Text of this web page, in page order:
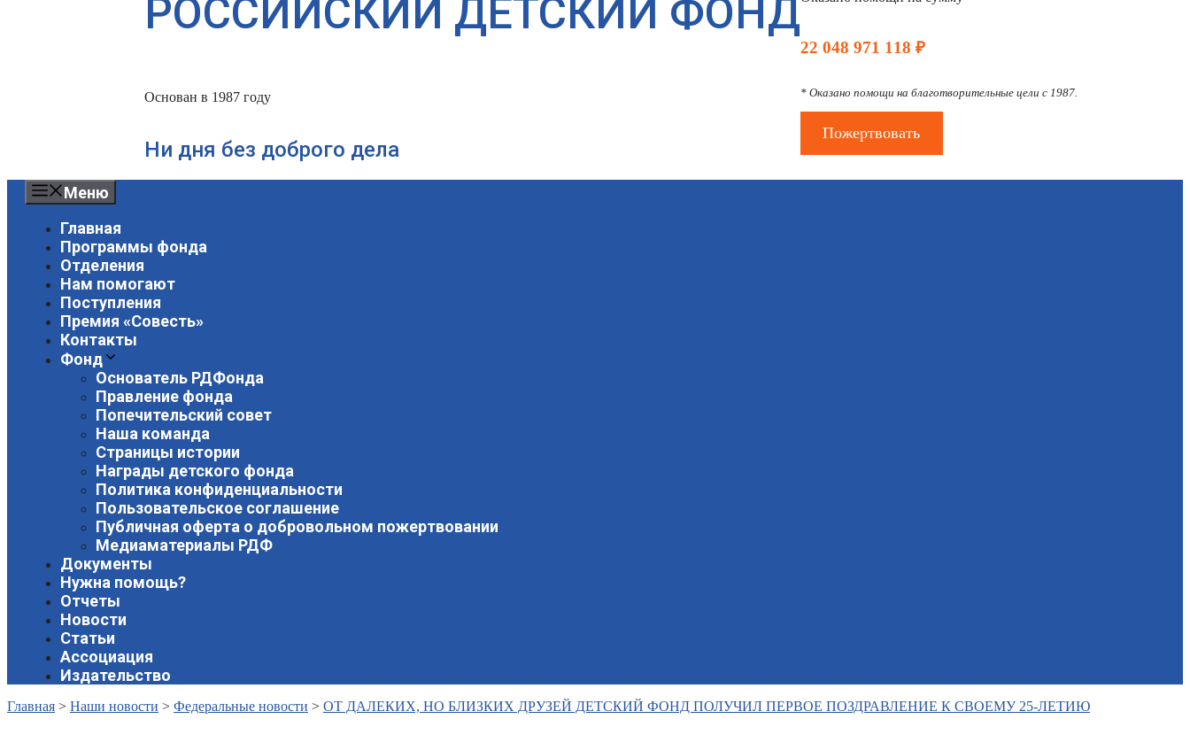
РОССИЙСКИЙ ДЕТСКИЙ ФОНД
Основан в 1987 году
Ни дня без доброго дела
22 048 971 118 ₽
* Оказано помощи на благотворительные цели с 1987.
Пожертвовать
Меню
Главная
Программы фонда
Отделения
Нам помогают
Поступления
Премия «Совесть»
Контакты
Фонд
Основатель РДФонда
Правление фонда
Попечительский совет
Наша команда
Страницы истории
Награды детского фонда
Политика конфиденциальности
Пользовательское соглашение
Публичная оферта о добровольном пожертвовании
Медиаматериалы РДФ
Документы
Нужна помощь?
Отчеты
Новости
Статьи
Ассоциация
Издательство
Главная > Наши новости > Федеральные новости > ОТ ДАЛЕКИХ, НО БЛИЗКИХ ДРУЗЕЙ ДЕТСКИЙ ФОНД ПОЛУЧИЛ ПЕРВОЕ ПОЗДРАВЛЕНИЕ К СВОЕМУ 25-ЛЕТИЮ